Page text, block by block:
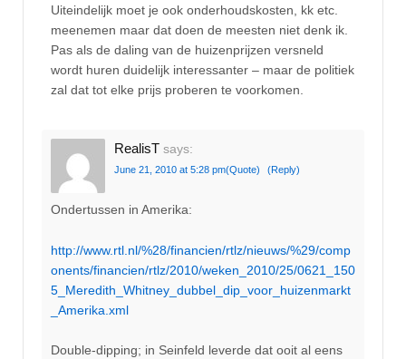
Uiteindelijk moet je ook onderhoudskosten, kk etc.
meenemen maar dat doen de meesten niet denk ik.
Pas als de daling van de huizenprijzen versneld
wordt huren duidelijk interessanter – maar de politiek
zal dat tot elke prijs proberen te voorkomen.
RealisT says:
June 21, 2010 at 5:28 pm(Quote) (Reply)
Ondertussen in Amerika:
http://www.rtl.nl/%28/financien/rtlz/nieuws/%29/comp
onents/financien/rtlz/2010/weken_2010/25/0621_150
5_Meredith_Whitney_dubbel_dip_voor_huizenmarkt
_Amerika.xml
Double-dipping; in Seinfeld leverde dat ooit al eens